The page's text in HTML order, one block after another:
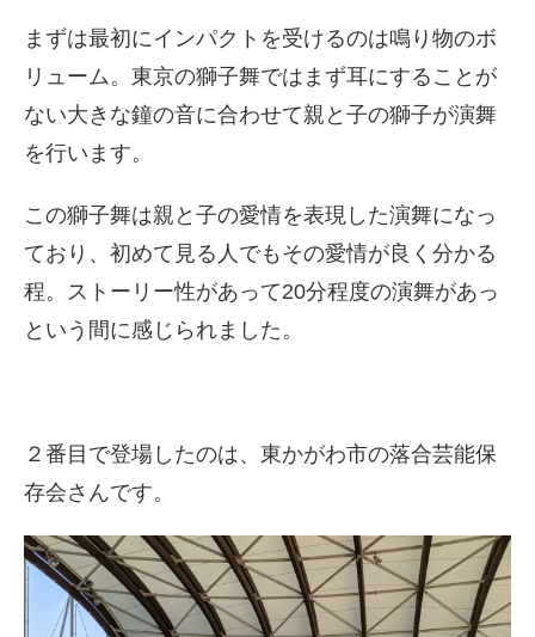
まずは最初にインパクトを受けるのは鳴り物のボ
リューム。東京の獅子舞ではまず耳にすることが
ない大きな鐘の音に合わせて親と子の獅子が演舞
を行います。
この獅子舞は親と子の愛情を表現した演舞になっ
ており、初めて見る人でもその愛情が良く分かる
程。ストーリー性があって20分程度の演舞があっ
という間に感じられました。
２番目で登場したのは、東かがわ市の落合芸能保
存会さんです。